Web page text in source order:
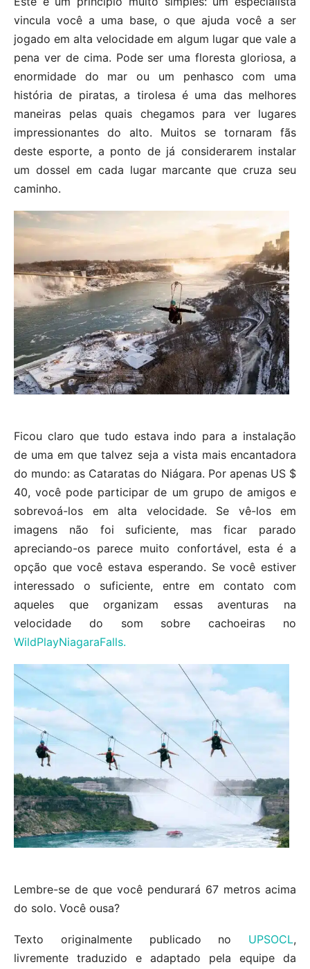
vincula você a uma base, o que ajuda você a ser
jogado em alta velocidade em algum lugar que vale a
pena ver de cima. Pode ser uma floresta gloriosa, a
enormidade do mar ou um penhasco com uma
história de piratas, a tirolesa é uma das melhores
maneiras pelas quais chegamos para ver lugares
impressionantes do alto. Muitos se tornaram fãs
deste esporte, a ponto de já considerarem instalar
um dossel em cada lugar marcante que cruza seu
caminho.
Ficou claro que tudo estava indo para a instalação
de uma em que talvez seja a vista mais encantadora
do mundo: as Cataratas do Niágara. Por apenas US $
40, você pode participar de um grupo de amigos e
sobrevoá-los em alta velocidade. Se vê-los em
imagens não foi suficiente, mas ficar parado
apreciando-os parece muito confortável, esta é a
opção que você estava esperando. Se você estiver
interessado o suficiente, entre em contato com
aqueles que organizam essas aventuras na
velocidade do som sobre cachoeiras no
WildPlayNiagaraFalls.
Lembre-se de que você pendurará 67 metros acima
do solo. Você ousa?
Texto originalmente publicado no UPSOCL,
livremente traduzido e adaptado pela equipe da